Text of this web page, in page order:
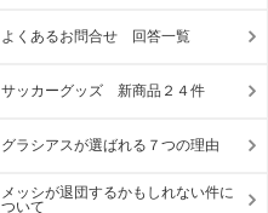
よくあるお問合せ 回答一覧
サッカーグッズ 新商品２４件
グラシアスが選ばれる７つの理由
メッシが退団するかもしれない件に
ついて